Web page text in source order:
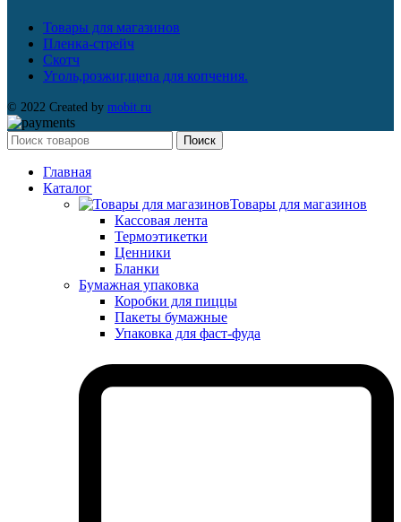
Товары для магазинов
Пленка-стрейч
Скотч
Уголь,розжиг,щепа для копчения.
© 2022 Created by mobit.ru
Поиск
Главная
Каталог
Товары для магазинов
Кассовая лента
Термоэтикетки
Ценники
Бланки
Бумажная упаковка
Коробки для пиццы
Пакеты бумажные
Упаковка для фаст-фуда